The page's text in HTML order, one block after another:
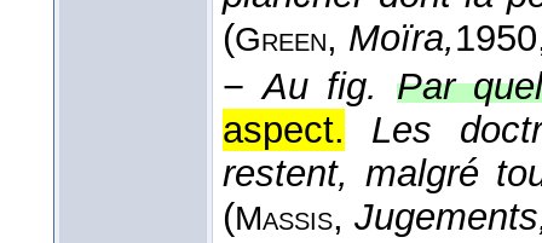
(Green, Moïra,1950
−Au fig. Par
aspect.
Les
restent, malgré
(Massis,